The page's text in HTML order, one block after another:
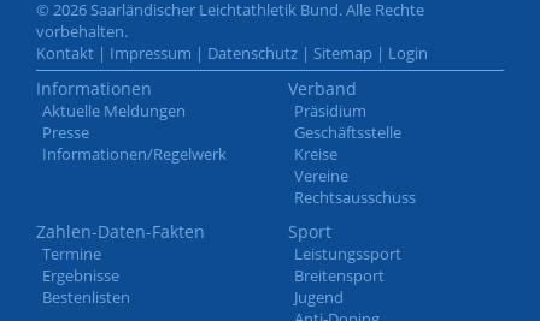
© 2026 Saarländischer Leichtathletik Bund. Alle Rechte
vorbehalten.
Kontakt | Impressum | Datenschutz | Sitemap | Login
Informationen
Aktuelle Meldungen
Presse
Informationen/Regelwerk
Verband
Präsidium
Geschäftsstelle
Kreise
Vereine
Rechtsausschuss
Zahlen-Daten-Fakten
Termine
Ergebnisse
Bestenlisten
Sport
Leistungssport
Breitensport
Jugend